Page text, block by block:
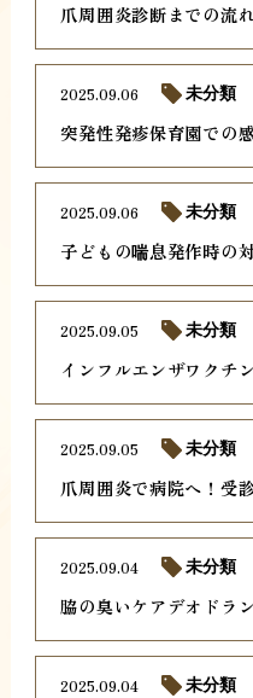
爪周囲炎診断までの流
突発性発疹保育園での
2025.09.06 未分類
子どもの喘息発作時の
2025.09.06 未分類
インフルエンザワクチ
2025.09.05 未分類
爪周囲炎で病院へ！受
2025.09.05 未分類
脇の臭いケアデオドラ
2025.09.04 未分類
2025.09.04 未分類